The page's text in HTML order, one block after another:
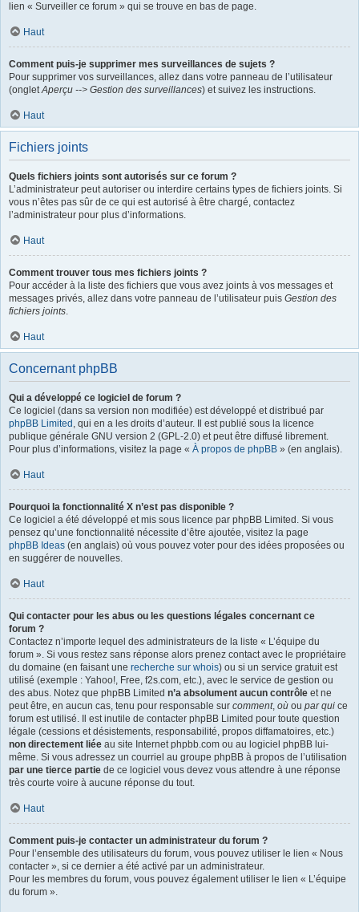
lien « Surveiller ce forum » qui se trouve en bas de page.
Haut
Comment puis-je supprimer mes surveillances de sujets ?
Pour supprimer vos surveillances, allez dans votre panneau de l’utilisateur
(ongletAperçu --> Gestion des surveillances) et suivez les instructions.
Haut
Fichiers joints
Quels fichiers joints sont autorisés sur ce forum ?
L’administrateur peut autoriser ou interdire certains types de fichiers joints. Si
vous n’êtes pas sûr de ce qui est autorisé à être chargé, contactez
l’administrateur pour plus d’informations.
Haut
Comment trouver tous mes fichiers joints ?
Pour accéder à la liste des fichiers que vous avez joints à vos messages et
messages privés, allez dans votre panneau de l’utilisateur puis Gestion des
fichiers joints.
Haut
Concernant phpBB
Qui a développé ce logiciel de forum ?
Ce logiciel (dans sa version non modifiée) est développé et distribué par
phpBB Limited , qui en a les droits d’auteur. Il est publié sous la licence
publique générale GNU version 2 (GPL-2.0) et peut être diffusé librement.
Pour plus d’informations, visitez la page « À propos de phpBB » (en anglais).
Haut
Pourquoi la fonctionnalité X n’est pas disponible ?
Ce logiciel a été développé et mis sous licence par phpBB Limited. Si vous
pensez qu’une fonctionnalité nécessite d’être ajoutée, visitez la page
phpBB Ideas (en anglais) où vous pouvez voter pour des idées proposées ou
en suggérer de nouvelles.
Haut
Qui contacter pour les abus ou les questions légales concernant ce
forum ?
Contactez n’importe lequel des administrateurs de la liste « L’équipe du
forum ». Si vous restez sans réponse alors prenez contact avec le propriétaire
du domaine (en faisant une recherche sur whois) ou si un service gratuit est
utilisé (exemple : Yahoo!, Free, f2s.com, etc.), avec le service de gestion ou
des abus. Notez que phpBB Limited n’a absolument aucun contrôle et ne
peut être, en aucun cas, tenu pour responsable sur comment, où ou par qui ce
forum est utilisé. Il est inutile de contacter phpBB Limited pour toute question
légale (cessions et désistements, responsabilité, propos diffamatoires, etc.)
non directement liée au site Internet phpbb.com ou au logiciel phpBB lui-
même. Si vous adressez un courriel au groupe phpBB à propos de l’utilisation
par une tierce partie de ce logiciel vous devez vous attendre à une réponse
très courte voire à aucune réponse du tout.
Haut
Comment puis-je contacter un administrateur du forum ?
Pour l’ensemble des utilisateurs du forum, vous pouvez utiliser le lien « Nous
contacter », si ce dernier a été activé par un administrateur.
Pour les membres du forum, vous pouvez également utiliser le lien « L’équipe
du forum ».